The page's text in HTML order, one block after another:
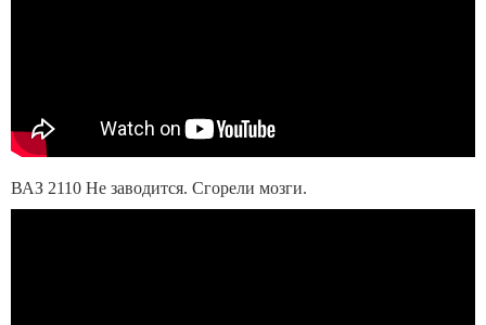
ВАЗ 2110 Не заводится. Сгорели мозги.